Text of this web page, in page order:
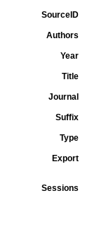
SourceID
Authors
Year
Title
Journal
Suffix
Type
Export
Sessions